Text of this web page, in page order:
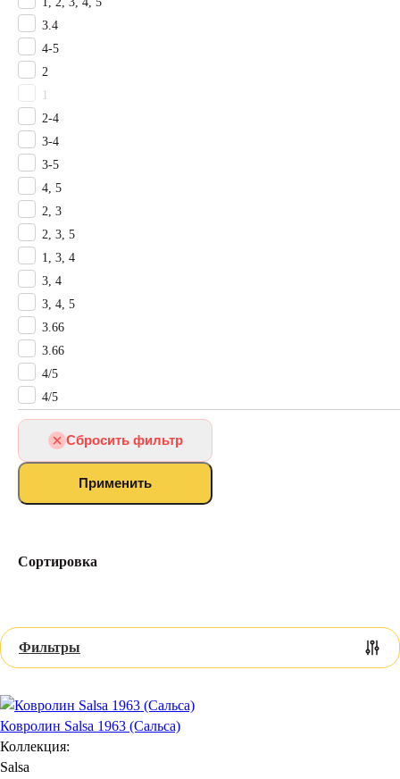
Ковролин для балкона
Ковролин для бильярдной
Ковролин для домашнего кинотеатра
Сортировка
3.4
4-5
2
2-4
3-4
3-5
4, 5
2, 3
2, 3, 5
1, 3, 4
3, 4
3, 4, 5
3.66
3.66
4/5
4/5
Сбросить фильтр
Применить
Фильтры
Ковролин Salsa 1963 (Сальса)
Коллекция:
Salsa